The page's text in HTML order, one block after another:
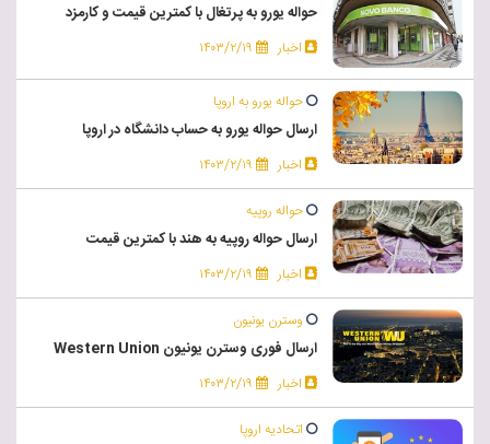
حواله یورو به پرتغال با کمترین قیمت و کارمزد
اخبار ۱۴۰۳/۲/۱۹
حواله یورو به اروپا
ارسال حواله یورو به حساب دانشگاه در اروپا
اخبار ۱۴۰۳/۲/۱۹
حواله روپیه
ارسال حواله روپیه به هند با کمترین قیمت
اخبار ۱۴۰۳/۲/۱۹
وسترن یونیون
ارسال فوری وسترن یونیون Western Union
اخبار ۱۴۰۳/۲/۱۹
اتحادیه اروپا